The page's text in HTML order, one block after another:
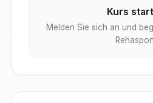
Kurs
Melden Sie sich an und